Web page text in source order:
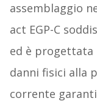
assemblaggio
act EGP-C
ed è progettata
danni fisici alla
corrente